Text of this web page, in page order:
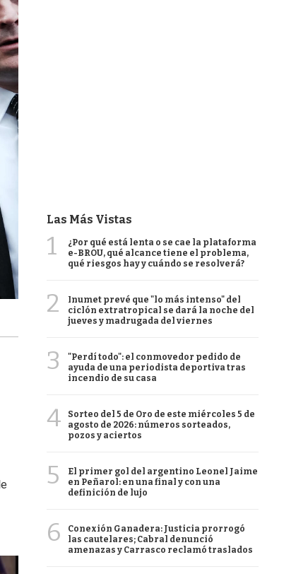
Las Más Vistas
1
¿Por qué está lenta o se cae la plataforma
e-BROU, qué alcance tiene el problema,
qué riesgos hay y cuándo se resolverá?
2
Inumet prevé que "lo más intenso" del
ciclón extratropical se dará la noche del
jueves y madrugada del viernes
3
"Perdí todo": el conmovedor pedido de
ayuda de una periodista deportiva tras
incendio de su casa
4
Sorteo del 5 de Oro de este miércoles 5 de
agosto de 2026: números sorteados,
pozos y aciertos
5
El primer gol del argentino Leonel Jaime
en Peñarol: en una final y con una
definición de lujo
6
Conexión Ganadera: Justicia prorrogó
las cautelares; Cabral denunció
amenazas y Carrasco reclamó traslados